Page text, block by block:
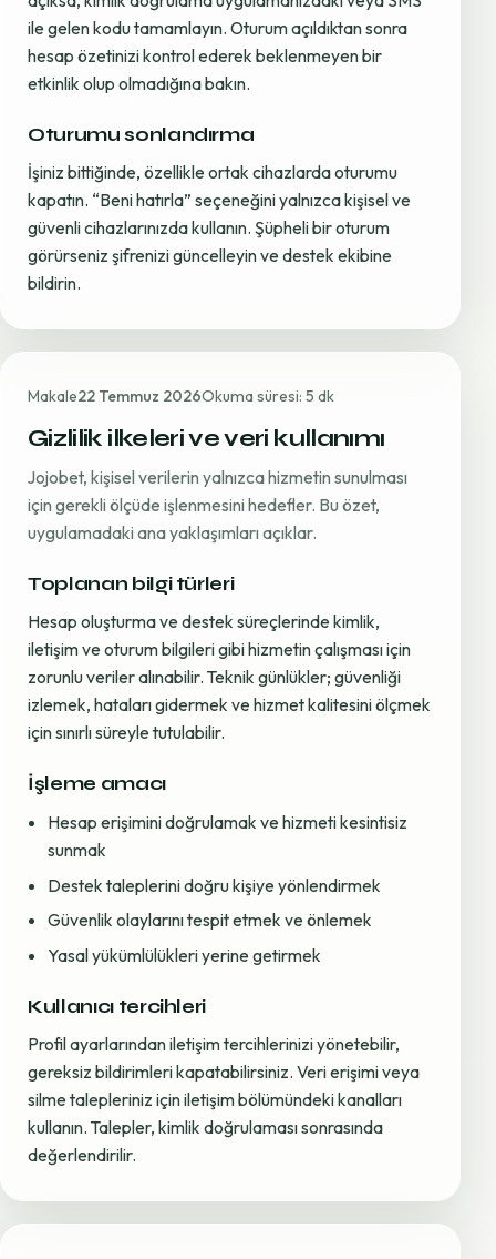
ile gelen kodu tamamlayın. Oturum açıldıktan sonra
hesap özetinizi kontrol ederek beklenmeyen bir
etkinlik olup olmadığına bakın.
Oturumu sonlandırma
İşiniz bittiğinde, özellikle ortak cihazlarda oturumu
kapatın. “Beni hatırla” seçeneğini yalnızca kişisel ve
güvenli cihazlarınızda kullanın. Şüpheli bir oturum
görürseniz şifrenizi güncelleyin ve destek ekibine
bildirin.
Makale22 Temmuz 2026Okuma süresi: 5 dk
Gizlilik ilkeleri ve veri kullanımı
Jojobet, kişisel verilerin yalnızca hizmetin sunulması
için gerekli ölçüde işlenmesini hedefler. Bu özet,
uygulamadaki ana yaklaşımları açıklar.
Toplanan bilgi türleri
Hesap oluşturma ve destek süreçlerinde kimlik,
iletişim ve oturum bilgileri gibi hizmetin çalışması için
zorunlu veriler alınabilir. Teknik günlükler; güvenliği
izlemek, hataları gidermek ve hizmet kalitesini ölçmek
için sınırlı süreyle tutulabilir.
İşleme amacı
Hesap erişimini doğrulamak ve hizmeti kesintisiz
sunmak
Destek taleplerini doğru kişiye yönlendirmek
Güvenlik olaylarını tespit etmek ve önlemek
Yasal yükümlülükleri yerine getirmek
Kullanıcı tercihleri
Profil ayarlarından iletişim tercihlerinizi yönetebilir,
gereksiz bildirimleri kapatabilirsiniz. Veri erişimi veya
silme talepleriniz için iletişim bölümündeki kanalları
kullanın. Talepler, kimlik doğrulaması sonrasında
değerlendirilir.